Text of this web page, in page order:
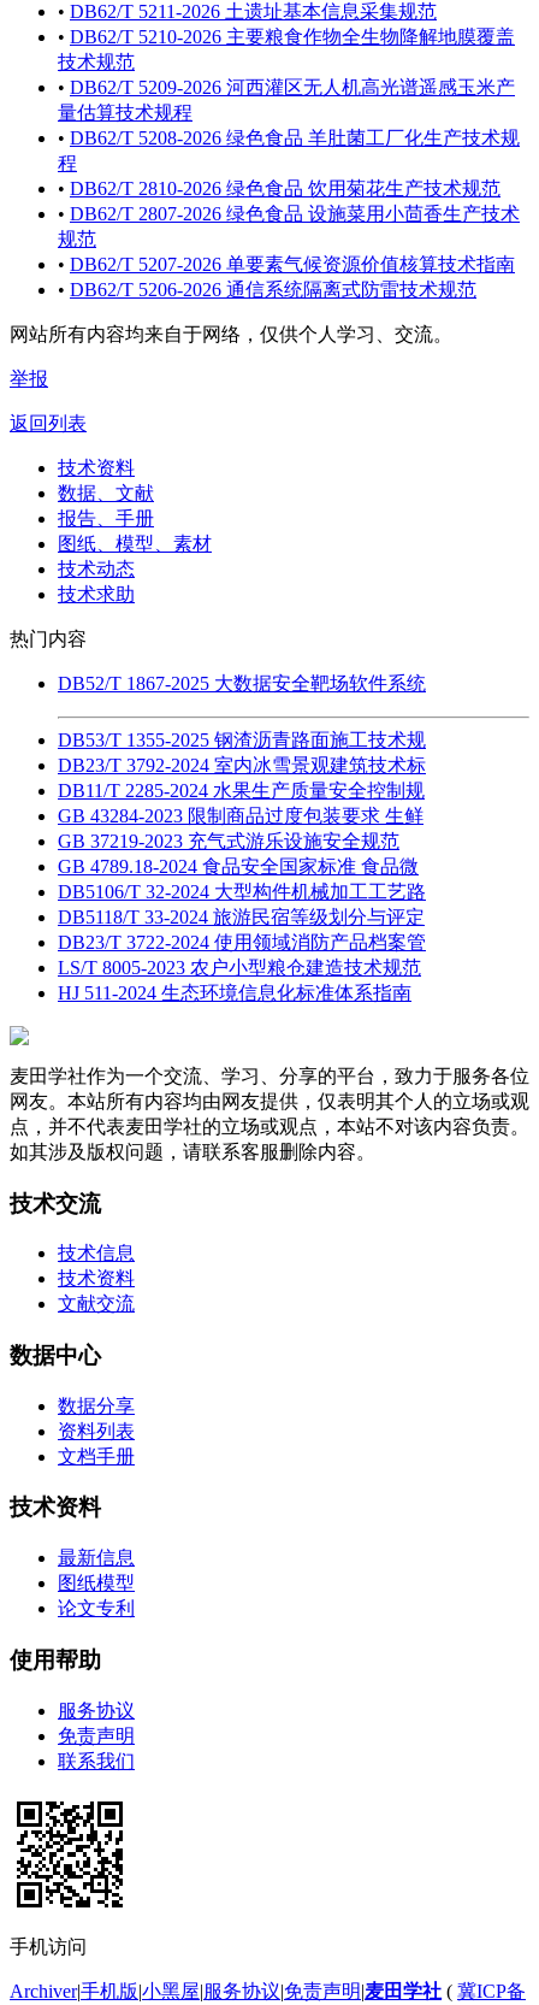
• DB62/T 5211-2026 土遗址基本信息采集规范
• DB62/T 5210-2026 主要粮食作物全生物降解地膜覆盖
技术规范
• DB62/T 5209-2026 河西灌区无人机高光谱遥感玉米产
量估算技术规程
• DB62/T 5208-2026 绿色食品 羊肚菌工厂化生产技术规
程
• DB62/T 2810-2026 绿色食品 饮用菊花生产技术规范
• DB62/T 2807-2026 绿色食品 设施菜用小茴香生产技术
规范
• DB62/T 5207-2026 单要素气候资源价值核算技术指南
• DB62/T 5206-2026 通信系统隔离式防雷技术规范
网站所有内容均来自于网络，仅供个人学习、交流。
举报
返回列表
技术资料
数据、文献
报告、手册
图纸、模型、素材
技术动态
技术求助
热门内容
DB52/T 1867-2025 大数据安全靶场软件系统
DB53/T 1355-2025 钢渣沥青路面施工技术规
DB23/T 3792-2024 室内冰雪景观建筑技术标
DB11/T 2285-2024 水果生产质量安全控制规
GB 43284-2023 限制商品过度包装要求 生鲜
GB 37219-2023 充气式游乐设施安全规范
GB 4789.18-2024 食品安全国家标准 食品微
DB5106/T 32-2024 大型构件机械加工工艺路
DB5118/T 33-2024 旅游民宿等级划分与评定
DB23/T 3722-2024 使用领域消防产品档案管
LS/T 8005-2023 农户小型粮仓建造技术规范
HJ 511-2024 生态环境信息化标准体系指南
麦田学社作为一个交流、学习、分享的平台，致力于服务各位
网友。本站所有内容均由网友提供，仅表明其个人的立场或观
点，并不代表麦田学社的立场或观点，本站不对该内容负责。
如其涉及版权问题，请联系客服删除内容。
技术交流
技术信息
技术资料
文献交流
数据中心
数据分享
资料列表
文档手册
技术资料
最新信息
图纸模型
论文专利
使用帮助
服务协议
免责声明
联系我们
手机访问
Archiver|手机版|小黑屋|服务协议|免责声明|麦田学社 ( 冀ICP备